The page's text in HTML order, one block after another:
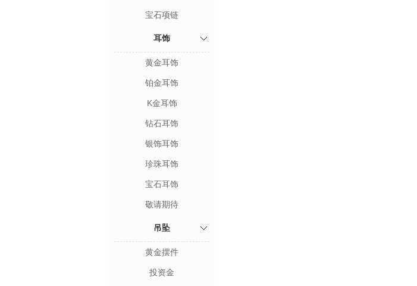
宝石项链
耳饰
黄金耳饰
铂金耳饰
K金耳饰
钻石耳饰
银饰耳饰
珍珠耳饰
宝石耳饰
敬请期待
吊坠
黄金摆件
投资金